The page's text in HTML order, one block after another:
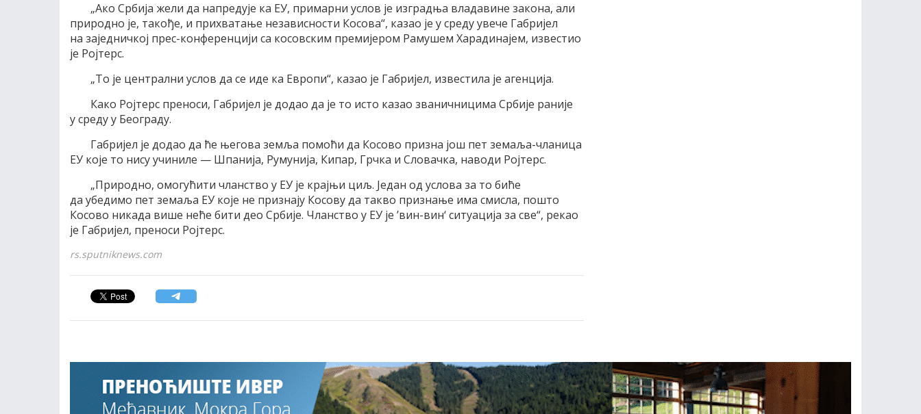
„Ако Србија жели да напредује ка ЕУ, примарни услов је изградња владавине закона, али
природно је, такође, и прихватање независности Косова“, казао је у среду увече Габријел
на заједничкој прес-конференцији са косовским премијером Рамушем Харадинајем, известио
је Ројтерс.
„То је централни услов да се иде ка Европи“, казао је Габријел, известила је агенција.
Како Ројтерс преноси, Габријел је додао да је то исто казао званичницима Србије раније
у среду у Београду.
Габријел је додао да ће његова земља помоћи да Косово призна још пет земаља-чланица
ЕУ које то нису учиниле — Шпанија, Румунија, Кипар, Грчка и Словачка, наводи Ројтерс.
„Природно, омогућити чланство у ЕУ је крајњи циљ. Један од услова за то биће
да убедимо пет земаља ЕУ које не признају Косову да такво признање има смисла, пошто
Косово никада више неће бити део Србије. Чланство у ЕУ је ’вин-вин‘ ситуација за све“, рекао
је Габријел, преноси Ројтерс.
rs.sputniknews.com